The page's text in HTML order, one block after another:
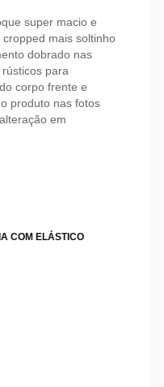
super macio e
mais soltinho
dobrado nas
para
corpo frente e
produto nas fotos
em
COM ELÁSTICO